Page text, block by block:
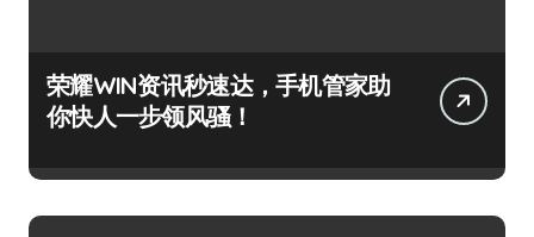
荣耀WIN资讯秒速达，手机管家助
你快人一步领风骚！